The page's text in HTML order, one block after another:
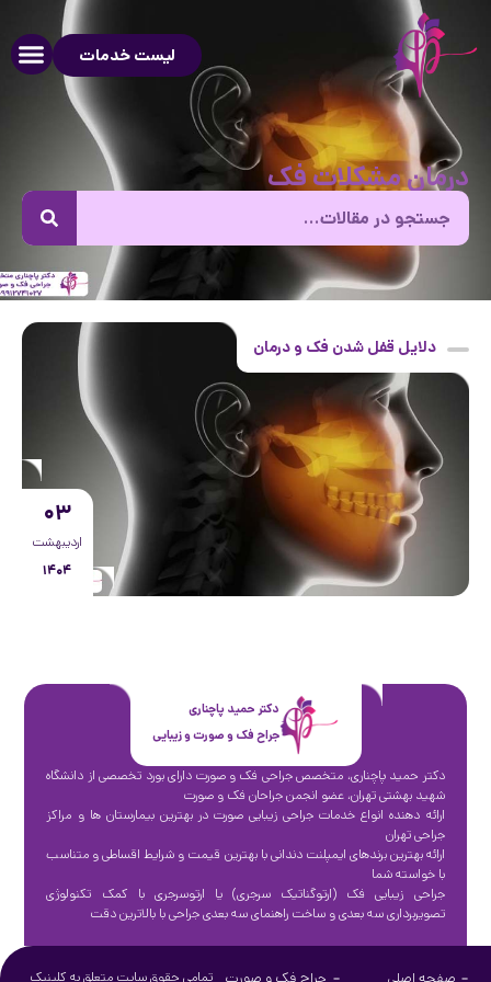
لیست خدمات
درمان مشکلات فک
دلایل قفل شدن فک و درمان
۰۳
اردیبهشت
۱۴۰۴
تمامی حقوق سایت متعلق به کلینیک
دکتر حمید پاچناری
جراح فک و صورت و زیبایی
دکتر حمید پاچناری، متخصص جراحی فک و صورت دارای بورد تخصصی از دانشگاه
شهید بهشتی تهران، عضو انجمن جراحان فک و صورت
ارائه دهنده انواع خدمات جراحی زیبایی صورت در بهترین بیمارستان ها و مراکز
جراحی تهران
ارائه بهترین برندهای ایمپلنت دندانی با بهترین قیمت و شرایط اقساطی و متناسب
با خواسته شما
جراحی زیبایی فک (ارتوگناتیک سرجری) یا ارتوسرجری با کمک تکنولوژی
تصویربرداری سه بعدی و ساخت راهنمای سه بعدی جراحی با بالاترین دقت